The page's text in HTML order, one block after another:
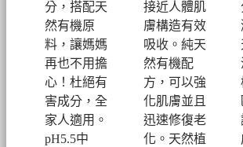
分，搭配天
然有機原
料，讓媽媽
再也不用擔
心！ 杜絕有
害成分，全
家人適用。
pH5.5中
接近人體肌
膚構造有效
吸收。純天
然有機配
方，可以強
化肌膚並且
迅速修復老
化。 天然植